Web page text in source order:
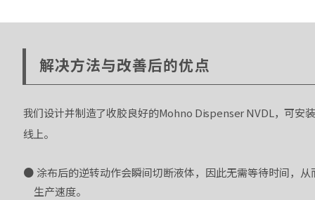
解决方法与改善后的优点
我们设计并制造了收胶良好的Mohno Dispenser NVDL，可安
线上。
涂布后的逆转动作会瞬间切断液体，因此无需等待时间，从
生产速度。